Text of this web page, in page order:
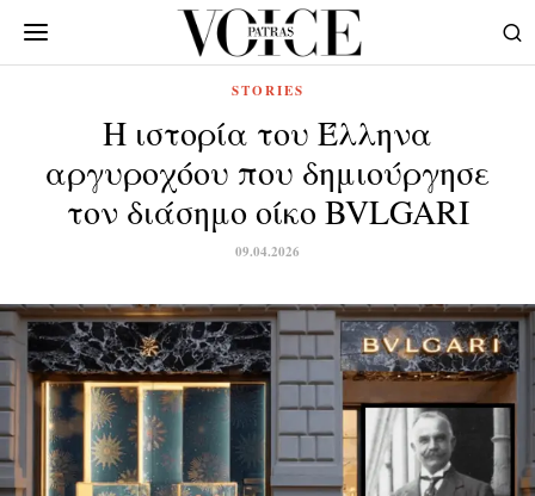
STORIES
Η ιστορία του Έλληνα
αργυροχόου που δημιούργησε
τον διάσημο οίκο BVLGARI
09.04.2026